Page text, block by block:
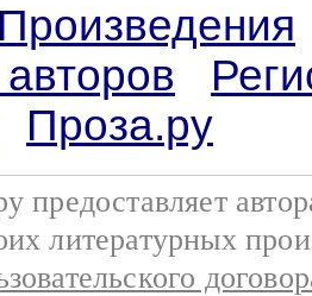
Произведения
Проза.ру
предоставляет
литературных